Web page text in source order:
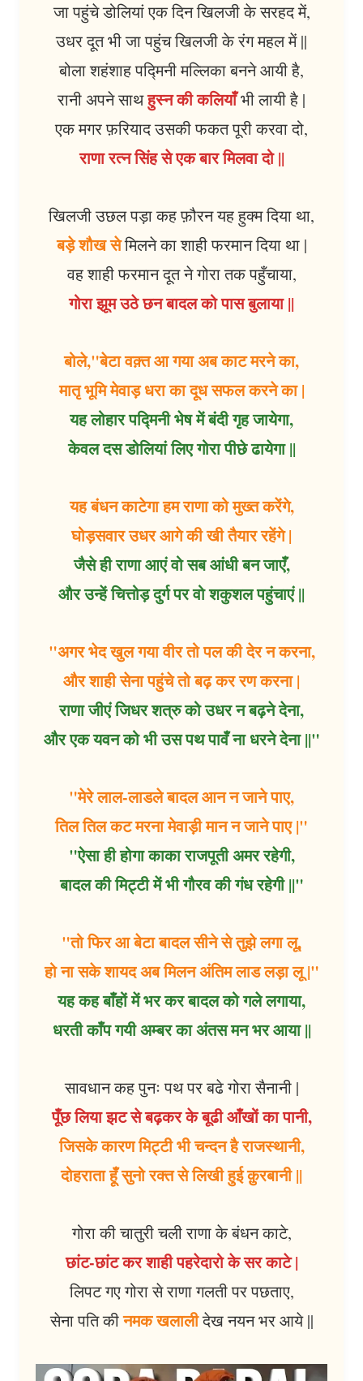
जा पहुंचे डोलियां एक दिन खिलजी के सरहद में,
उधर दूत भी जा पहुंच खिलजी के रंग महल में ||
बोला शहंशाह पद्मिनी मल्लिका बनने आयी है,
रानी अपने साथहुस्न की कलियाँभी लायी है |
एक मगर फ़रियाद उसकी फकत पूरी करवा दो,
राणा रत्न सिंह से एक बार मिलवा दो ||
खिलजी उछल पड़ा कह फ़ौरन यह हुक्म दिया था,
बड़े शौख सेमिलने का शाही फरमान दिया था |
वह शाही फरमान दूत ने गोरा तक पहुँचाया,
गोरा झूम उठे छन बादल को पास बुलाया ||
बोले,"बेटा वक़्त आ गया अब काट मरने का,
मातृ भूमि मेवाड़ धरा का दूध सफल करने का |
यह लोहार पद्मिनी भेष में बंदी गृह जायेगा,
केवल दस डोलियां लिए गोरा पीछे ढायेगा ||
यह बंधन काटेगा हम राणा को मुख्त करेंगे,
घोड़सवार उधर आगे की खी तैयार रहेंगे |
जैसे ही राणा आएं वो सब आंधी बन जाएँ,
और उन्हें चित्तोड़ दुर्ग पर वो शकुशल पहुंचाएं ||
"अगर भेद खुल गया वीर तो पल की देर न करना,
और शाही सेना पहुंचे तो बढ़ कर रण करना |
राणा जीएं जिधर शत्रु को उधर न बढ़ने देना,
और एक यवन को भी उस पथ पावँ ना धरने देना ||"
"मेरे लाल-लाडले बादल आन न जाने पाए,
तिल तिल कट मरना मेवाड़ी मान न जाने पाए |"
"ऐसा ही होगा काका राजपूती अमर रहेगी,
बादल की मिट्टी में भी गौरव की गंध रहेगी ||"
"तो फिर आ बेटा बादल सीने से तुझे लगा लू,
हो ना सके शायद अब मिलन अंतिम लाड लड़ा लू |"
यह कह बाँहों में भर कर बादल को गले लगाया,
धरती काँप गयी अम्बर का अंतस मन भर आया ||
सावधान कह पुनः पथ पर बढे गोरा सैनानी |
पूँछ लिया झट से बढ़कर के बूढी आँखों का पानी,
जिसके कारण मिट्टी भी चन्दन है राजस्थानी,
दोहराता हूँ सुनो रक्त से लिखी हुई क़ुरबानी ||
गोरा की चातुरी चली राणा के बंधन काटे,
छांट-छांट कर शाही पहरेदारो के सर काटे |
लिपट गए गोरा से राणा गलती पर पछताए,
सेना पति कीनमक खलालीदेख नयन भर आये ||